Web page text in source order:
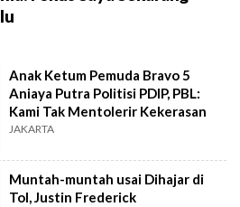
Anak Ketum Pemuda Bravo 5
Aniaya Putra Politisi PDIP, PBL:
Kami Tak Mentolerir Kekerasan
JAKARTA
Muntah-muntah usai Dihajar di
Tol, Justin Frederick